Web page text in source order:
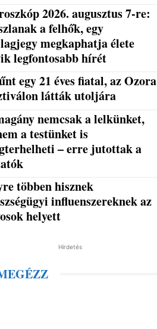
2026. augusztus 7-re:
a felhők, egy
megkaphatja élete
legfontosabb hírét
egy 21 éves fiatal, az Ozora
látták utoljára
nemcsak a lelkünket,
a testünket is
– erre jutottak a
többen hisznek
influenszereknek az
helyett
Hirdetés